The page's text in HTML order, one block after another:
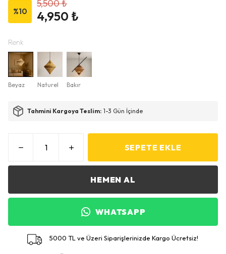
%10
5,500 ₺
4,950 ₺
Renk
Beyaz Naturel Bakır
Tahmini Kargoya Teslim: 1-3 Gün İçinde
SEPETE EKLE
HEMEN AL
WHATSAPP
5000 TL ve Üzeri Siparişlerinizde Kargo Ücretsiz!